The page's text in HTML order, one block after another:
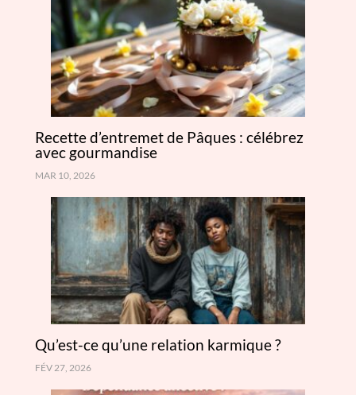
Recette d’entremet de Pâques : célébrez
avec gourmandise
MAR 10, 2026
Qu’est-ce qu’une relation karmique ?
FÉV 27, 2026